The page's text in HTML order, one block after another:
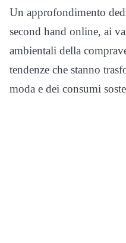
Un approfondimento
second hand online, ai
ambientali della
tendenze che stanno
moda e dei consumi